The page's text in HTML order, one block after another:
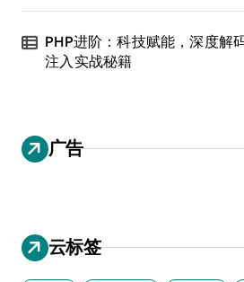
PHP进阶：科技赋能，深度解
注入实战秘籍
广告
云标签